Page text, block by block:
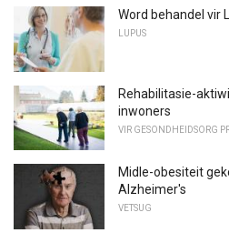
Word behandel vir
LUPUS
Rehabilitasie-
inwoners
VIR GESONDHEIDSORG
Midle-obesiteit
Alzheimer's
VETSUG